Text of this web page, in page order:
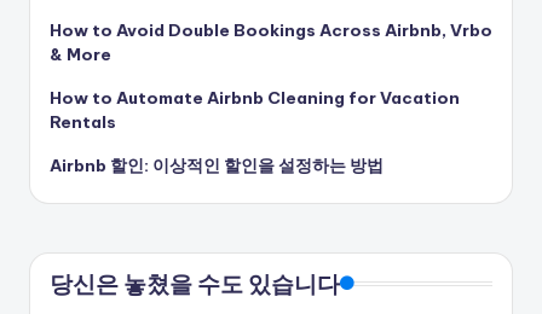
How to Avoid Double Bookings Across Airbnb, Vrbo
& More
How to Automate Airbnb Cleaning for Vacation
Rentals
Airbnb 할인: 이상적인 할인을 설정하는 방법
당신은 놓쳤을 수도 있습니다